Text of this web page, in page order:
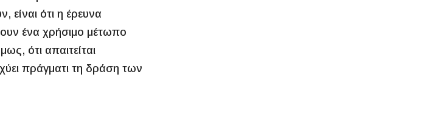
είναι ότι η έρευνα
ένα χρήσιμο μέτωπο
ότι απαιτείται
πράγματι τη δράση των